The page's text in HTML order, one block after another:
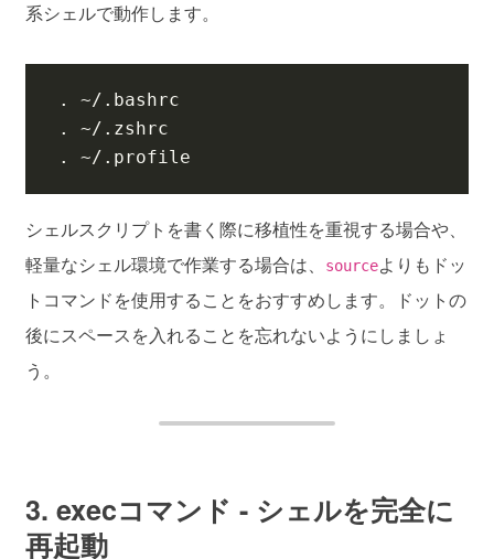
系シェルで動作します。
. ~/.profile
シェルスクリプトを書く際に移植性を重視する場合や、
軽量なシェル環境で作業する場合は、
sourceよりもドッ
トコマンドを使用することをおすすめします。ドットの
後にスペースを入れることを忘れないようにしましょ
う。
3. execコマンド - シェルを完全に
再起動